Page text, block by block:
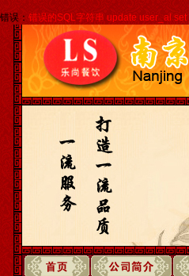
错误： 错误的SQL字符串 update user_al